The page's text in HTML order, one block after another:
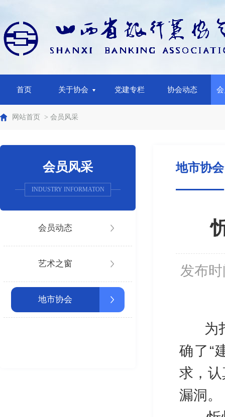
首页 关于协会 党建专栏 协会动态
网站首页 > 会员风采
会员风采
INDUSTRY INFORMATON
会员动态
艺术之窗
地市协会
地市协会
发布
为扎
确了“
求，
漏洞。